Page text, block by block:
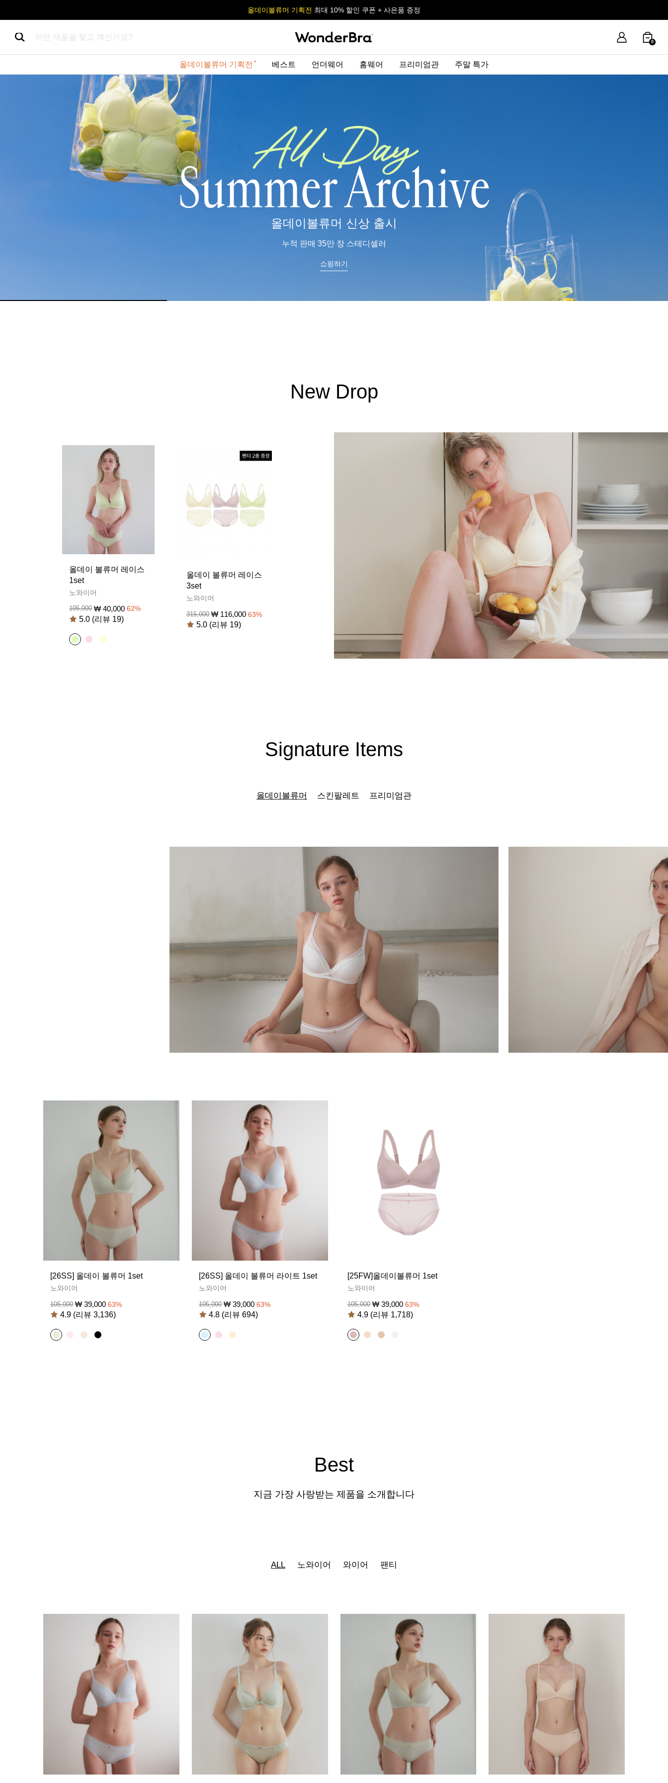
사이즈 무료 교환 서비스
올데이볼류머 기획전 최대 10% 할인 쿠폰 + 사은품 증정
사이즈 무료 교환 서비스
올데이볼류머 기획전
어떤 제품을 찾고 계신가요?
0
올데이볼류머 기획전 베스트 언더웨어 홈웨어 프리미엄관 주말 특가
스킨팔레트
피부에 스며드는 부드러움
쇼핑하기
New Drop
올데이 볼류머 레이스
1set
노와이어
105,000 ₩ 40,000 62%
5.0 (리뷰 19)
올데이 볼류머 레이스
3set
노와이어
315,000 ₩ 116,000 63%
5.0 (리뷰 19)
[26SS] 올데이 볼류머 라
이트 1set
노와이어
105,000 39,000 %
4.8 (리뷰 694)
[26SS] 올데이 볼류머 라
이트 3set
노와이어
315,000 ₩ 110,000 %
4.8 (리뷰 694)
Signature Items
올데이볼류머 스킨팔레트 프리미엄관
[26SS] 올데이 볼류머 1set
노와이어
105,000 ₩ 39,000 63%
4.9 (리뷰 3,136)
[26SS] 올데이 볼류머 라이트 1set
노와이어
105,000 ₩ 39,000 63%
4.8 (리뷰 694)
[25FW]올데이볼류머 1set
노와이어
105,000 ₩ 39,000 63%
4.9 (리뷰 1,718)
Best
지금 가장 사랑받는 제품을 소개합니다
ALL 노와이어 와이어 팬티